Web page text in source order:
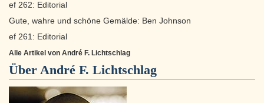
ef 262: Editorial
Gute, wahre und schöne Gemälde: Ben Johnson
ef 261: Editorial
Alle Artikel von André F. Lichtschlag
Über André F. Lichtschlag